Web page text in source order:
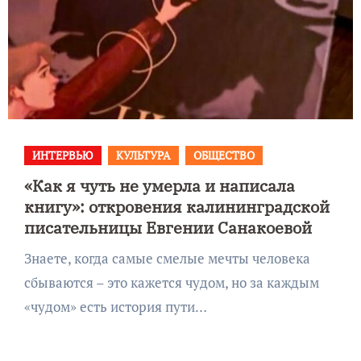
ИНТЕРВЬЮ КУЛЬТУРА ОБЩЕСТВО
«Как я чуть не умерла и написала
книгу»: откровения калининградской
писательницы Евгении Санакоевой
Знаете, когда самые смелые мечты человека
сбываются – это кажется чудом, но за каждым
«чудом» есть история пути…